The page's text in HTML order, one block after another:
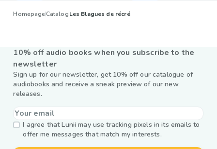
HomepageCatalogLes Blagues de récré
10% off audio books when you subscribe to the
newsletter
Sign up for our newsletter, get 10% off our catalogue of
audiobooks and receive a sneak preview of our new
releases.
I agree that Lunii may use tracking pixels in its emails to
offer me messages that match my interests.